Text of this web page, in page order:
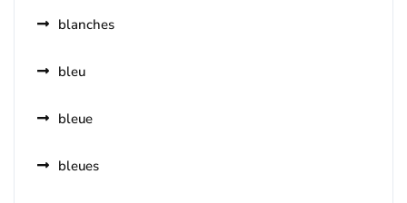
blanches
bleu
bleue
bleues